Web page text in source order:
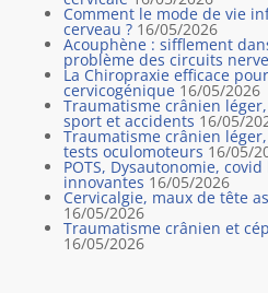
Comment le mode de vie
cerveau ? 16/05/2026
Acouphène : sifflement
problème des circuits
La Chiropraxie efficace
cervicogénique 16/05/2026
Traumatisme crânien
sport et accidents 16/05/
Traumatisme crânien
tests oculomoteurs 16/05/
POTS, Dysautonomie,
innovantes 16/05/2026
Cervicalgie, maux de tête
16/05/2026
Traumatisme crânien et
16/05/2026